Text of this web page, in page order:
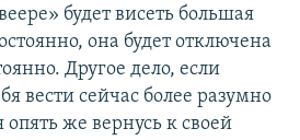
будет висеть большая
она будет отключена
Другое дело, если
вести сейчас более разумно
же вернусь к своей